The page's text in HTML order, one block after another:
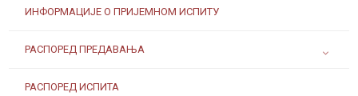
ИНФОРМАЦИЈЕ О ПРИЈЕМНОМ ИСПИТУ
РАСПОРЕД ПРЕДАВАЊА
РАСПОРЕД ИСПИТА